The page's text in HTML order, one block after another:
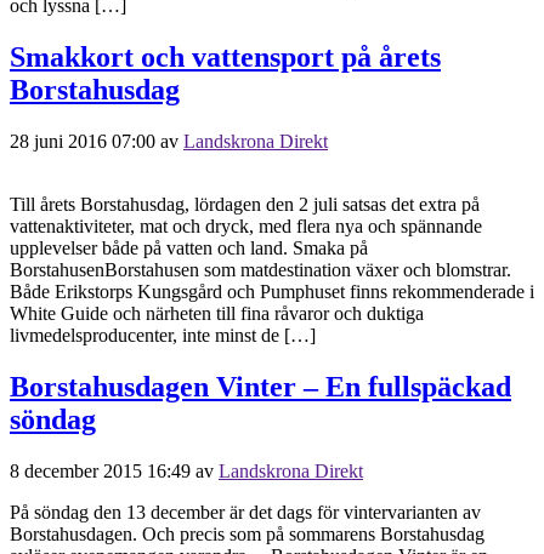
och lyssna […]
Smakkort och vattensport på årets
Borstahusdag
28 juni 2016 07:00 av Landskrona Direkt
Till årets Borstahusdag, lördagen den 2 juli satsas det extra på
vattenaktiviteter, mat och dryck, med flera nya och spännande
upplevelser både på vatten och land. Smaka på
BorstahusenBorstahusen som matdestination växer och blomstrar.
Både Erikstorps Kungsgård och Pumphuset finns rekommenderade i
White Guide och närheten till fina råvaror och duktiga
livmedelsproducenter, inte minst de […]
Borstahusdagen Vinter – En fullspäckad
söndag
8 december 2015 16:49 av Landskrona Direkt
På söndag den 13 december är det dags för vintervarianten av
Borstahusdagen. Och precis som på sommarens Borstahusdag